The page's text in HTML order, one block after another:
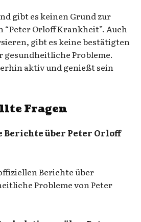
gibt es keinen Grund zur
“Peter Orloff Krankheit”. Auch
gibt es keine bestätigten
Probleme.
aktiv und genießt sein
Fragen
Berichte über Peter Orloff
Berichte über
Probleme von Peter